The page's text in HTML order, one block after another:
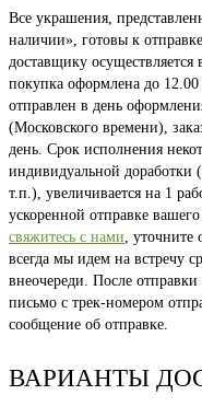
Все украшения,
наличии», готовы к
доставщику
покупка оформлена до 12.00
отправлен в день
(Московского времени),
день. Срок исполнения
индивидуальной доработки
т.п.), увеличивается на 1
ускоренной отправке
свяжитесь с нами, уточните
всегда мы идем на встречу
внеочереди. После
письмо с трек-номером
сообщение об отправке.
ВАРИАНТЫ